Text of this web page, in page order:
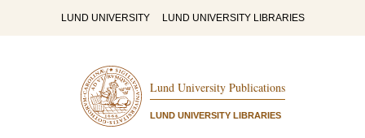
LUND UNIVERSITY LUND UNIVERSITY LIBRARIES
Lund University Publications
LUND UNIVERSITY LIBRARIES